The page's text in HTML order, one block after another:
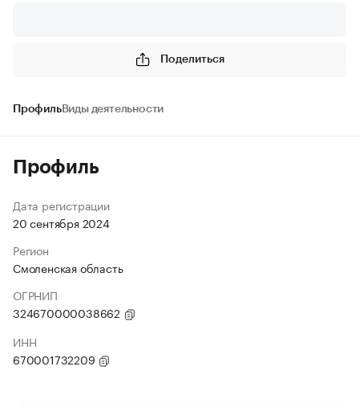
Поделиться
ПрофильВиды деятельности
Профиль
Дата регистрации
20 сентября 2024
Регион
Смоленская область
ОГРНИП
324670000038662
ИНН
670001732209